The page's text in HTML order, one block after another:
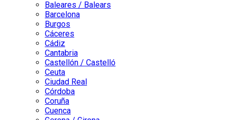
Baleares / Balears
Barcelona
Burgos
Cáceres
Cádiz
Cantabria
Castellón / Castelló
Ceuta
Ciudad Real
Córdoba
Coruña
Cuenca